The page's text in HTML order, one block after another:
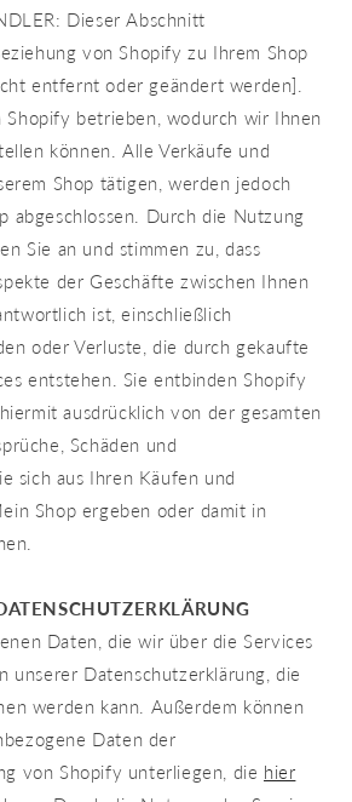
Dieser Abschnitt
von Shopify zu Ihrem Shop
entfernt oder geändert werden].
betrieben, wodurch wir Ihnen
können. Alle Verkäufe und
Shop tätigen, werden jedoch
abgeschlossen. Durch die Nutzung
Sie an und stimmen zu, dass
der Geschäfte zwischen Ihnen
ist, einschließlich
oder Verluste, die durch gekaufte
entstehen. Sie entbinden Shopify
ausdrücklich von der gesamten
Schäden und
sich aus Ihren Käufen und
Shop ergeben oder damit in
Daten, die wir über die Services
unserer Datenschutzerklärung, die
werden kann. Außerdem können
Daten der
von Shopify unterliegen, die hier